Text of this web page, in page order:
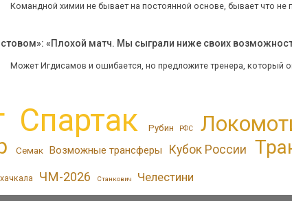
Командной химии не бывает на постоянной основе, бывает что не
«Плохой матч. Мы сыграли ниже своих
Может Игдисамов и ошибается, но предложите тренера, который
Спартак Рубин РФС
Семак Возможные трансферы Кубок России
ЧМ-2026 Станкович Челестини